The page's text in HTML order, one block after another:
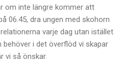
om inte längre kommer att
06.45, dra ungen med skohorn
varje dag utan istället
behöver i det överflöd vi skapar
vi så önskar.